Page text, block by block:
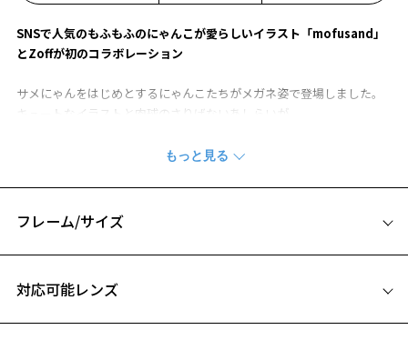
SNSで人気のもふもふのにゃんこが愛らしいイラスト「mofusand」
とZoffが初のコラボレーション
サメにゃんをはじめとするにゃんこたちがメガネ姿で登場しました。
キュートなイラストと肉球のさりげないあしらいが、
テンプルはにゃんこのシルエットがステンド風に、
バチ先には型ごとに被り物をしたにゃんこを箔押しであしらいまし
た。
ZA252021-21F1：いちごにゃん
ZA252021-64E3：パイナップルにゃん
フレーム/サイズ
対応可能レンズ